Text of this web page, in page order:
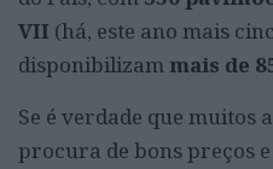
VII (há, este ano mais
disponibilizam mais de
Se é verdade que muitos
procura de bons preços